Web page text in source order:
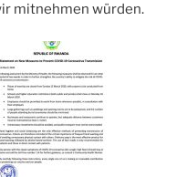
mitnehmen würden.